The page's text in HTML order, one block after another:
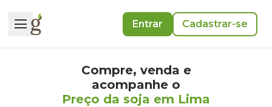
Entrar Cadastrar-se
Compre, venda e
acompanhe o
Preço da soja em Lima